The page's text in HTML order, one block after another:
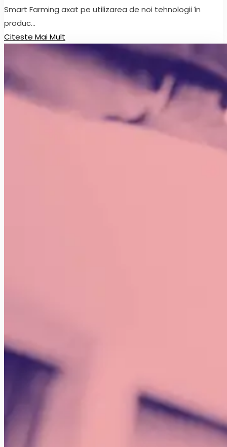
Smart Farming axat pe utilizarea de noi tehnologii în
produc...
Citeste Mai Mult